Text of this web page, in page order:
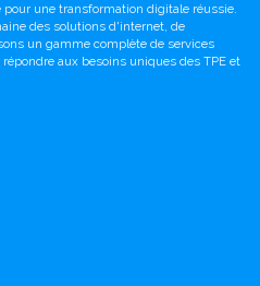
pour une transformation digitale réussie.
des solutions d'internet, de
un gamme complète de services
aux besoins uniques des TPE et